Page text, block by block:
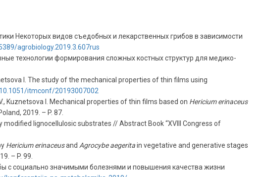
Некоторых видов съедобных и лекарственных грибов в зависимости
agrobiology.2019.3.607rus
технологии формирования сложных костных структур для медико-
I. The study of the mechanical properties of thin films using
itmconf/20193007002
Kuznetsova I. Mechanical properties of thin films based on Hericium erinaceus
2019. – P. 87.
lignocellulosic substrates // Abstract Book “XVIII Congress of
Hericium erinaceusand Agrocybe aegeritain vegetative and generative stages
– P. 99.
с социально значимыми болезнями и повышения качества жизни